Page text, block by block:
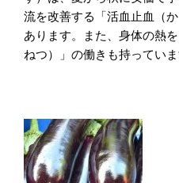
流を改善する「活血止血（
あります。また、身体の熱
ねつ）」の働きも持っていま